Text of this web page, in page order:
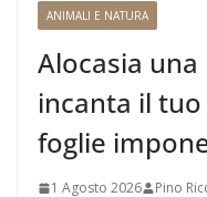
ANIMALI E NATURA
Alocasia
incanta il
foglie
1 Agosto 2026 Pino